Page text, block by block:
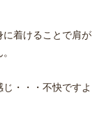
着けることで肩が
・・・不快ですよ